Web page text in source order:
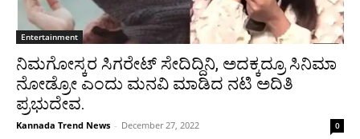
Entertainment
ನಿಮಗೋಸ್ಕರ ಸಿಗರೇಟ್ ಸೇದಿದ್ದಿನಿ, ಅದಕ್ಕದ್ರೂ ಸಿನಿಮಾ
ನೋಡ್ರೋ ಎಂದು ಮನವಿ ಮಾಡಿದ ನಟಿ ಅದಿತಿ
ಪ್ರಭುದೇವ.
Kannada Trend News - December 27, 2022 0